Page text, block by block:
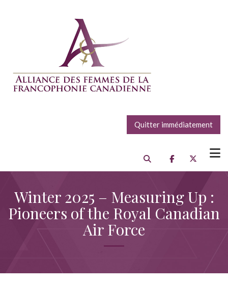
Quitter immédiatement
Winter 2025 – Measuring Up :
Pioneers of the Royal Canadian
Air Force